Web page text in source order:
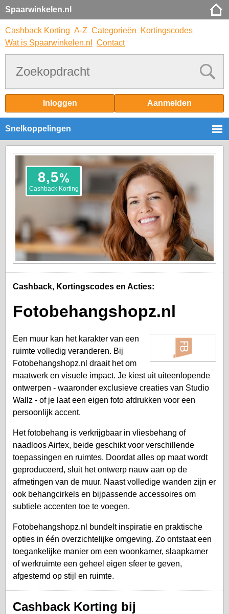
Spaarwinkelen.nl
Cashback Korting A-Z Categorieën
Kortingscodes
Wat is Spaarwinkelen.nl
Contact
Inloggen Aanmelden
Snelkoppelingen
8,5%
Cashback Korting
Cashback, Kortingscodes en Acties:
Fotobehangshopz.nl
Een muur kan het karakter van een
ruimte volledig veranderen. Bij
Fotobehangshopz.nl draait het om
maatwerk en visuele impact. Je kiest uit uiteenlopende
ontwerpen - waaronder exclusieve creaties van Studio
Wallz - of je laat een eigen foto afdrukken voor een
persoonlijk accent.
Het fotobehang is verkrijgbaar in vliesbehang of
naadloos Airtex, beide geschikt voor verschillende
toepassingen en ruimtes. Doordat alles op maat wordt
geproduceerd, sluit het ontwerp nauw aan op de
afmetingen van de muur. Naast volledige wanden zijn er
ook behangcirkels en bijpassende accessoires om
subtiele accenten toe te voegen.
Fotobehangshopz.nl bundelt inspiratie en praktische
opties in één overzichtelijke omgeving. Zo ontstaat een
toegankelijke manier om een woonkamer, slaapkamer
of werkruimte een geheel eigen sfeer te geven,
afgestemd op stijl en ruimte.
Cashback Korting bij